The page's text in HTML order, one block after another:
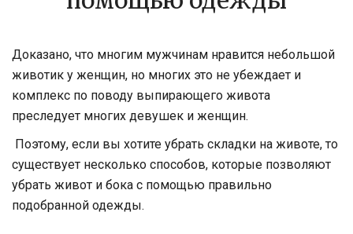
Доказано, что многим мужчинам нравится небольшой
животик у женщин, но многих это не убеждает и
комплекс по поводу выпирающего живота
преследует многих девушек и женщин.
Поэтому, если вы хотите убрать складки на животе, то
существует несколько способов, которые позволяют
убрать живот и бока с помощью правильно
подобранной одежды.